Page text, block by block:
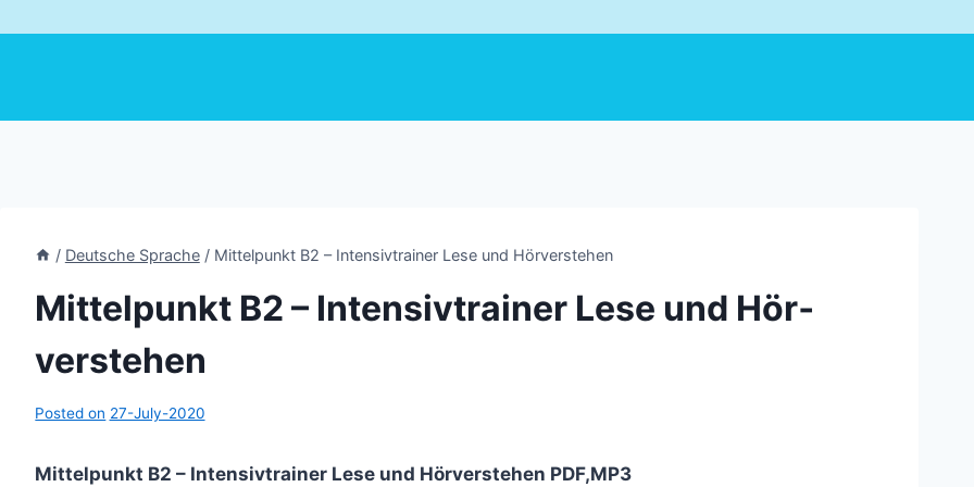
/ Deutsche Sprache / Mittelpunkt B2 – Intensivtrainer Lese und Hör­verstehen
Mittelpunkt B2 – Intensivtrainer Lese und Hör­
verstehen
Posted on 27-July-2020
Mittelpunkt B2 – Intensivtrainer Lese und Hör­verstehen PDF,MP3